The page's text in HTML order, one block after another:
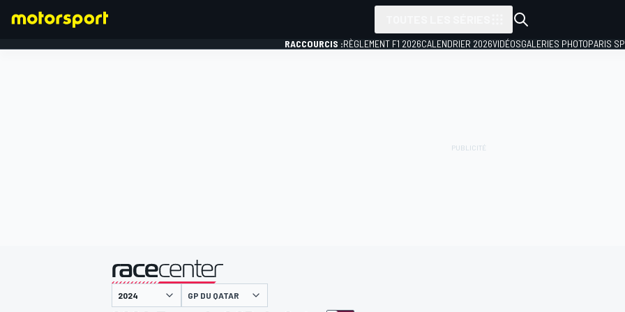
RACCOURCIS :RÈGLEMENT F1 2026CALENDRIER 2026VIDÉOSGALERIES PHOTOPARIS
présenté par
GP DU QATAR